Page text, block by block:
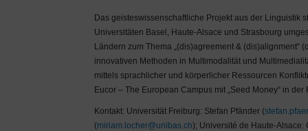
Das geisteswissenschaftliche Projekt aus der Linguistik
Universitäten Basel, Haute-Alsace und Strasbourg
Ländern zum Thema „(dis)agreement &
innovativen Methoden in Multimodalität und
mittels sprachlicher und körperlicher Ressourcen
Eucor – The European Campus mit „Seed Money“ in
Kontakt: Universität Freiburg: Stefan Pfänder (
(miriam.locher@unibas.ch); Université de Haute-Alsace: